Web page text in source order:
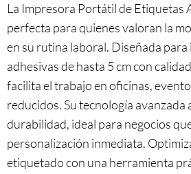
La Impresora Portátil de Etiquetas
perfecta para quienes valoran la
en su rutina laboral. Diseñada
adhesivas de hasta 5 cm con
facilita el trabajo en oficinas,
reducidos. Su tecnología avanzada
durabilidad, ideal para negocios
personalización inmediata.
etiquetado con una herramienta